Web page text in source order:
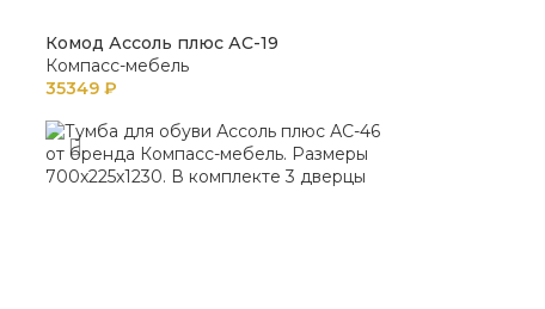
Комод Ассоль плюс АС-19
Компасс-мебель
35349 ₽